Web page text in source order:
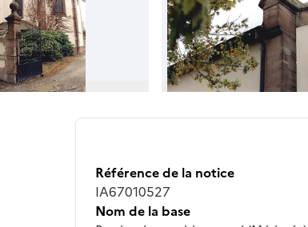
Référence de la notice
IA67010527
Nom de la base